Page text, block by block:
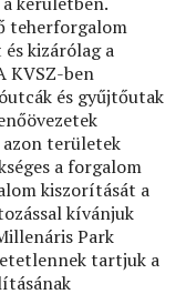
teherforgalom
kizárólag a
KVSZ-ben
és gyűjtőutak
területek
a forgalom
kiszorítását a
kívánjuk
Park
tartjuk a